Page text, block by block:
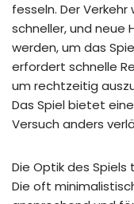
fesseln. Der
schneller, und neue
werden, um das
erfordert schnelle
um rechtzeitig
Das Spiel bietet
Versuch anders
Die Optik des
Die oft